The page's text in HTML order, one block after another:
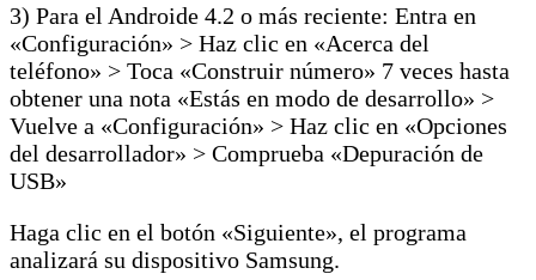
3) Para el Androide 4.2 o más reciente: Entra en
«Configuración» > Haz clic en «Acerca del
teléfono» > Toca «Construir número» 7 veces hasta
obtener una nota «Estás en modo de desarrollo» >
Vuelve a «Configuración» > Haz clic en «Opciones
del desarrollador» > Comprueba «Depuración de
USB»
Haga clic en el botón «Siguiente», el programa
analizará su dispositivo Samsung.